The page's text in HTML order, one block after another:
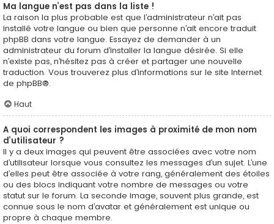
Ma langue n’est pas dans la liste !
La raison la plus probable est que l’administrateur n’ait pas
installé votre langue ou bien que personne n’ait encore traduit
phpBB dans votre langue. Essayez de demander à un
administrateur du forum d’installer la langue désirée. Si elle
n’existe pas, n’hésitez pas à créer et partager une nouvelle
traduction. Vous trouverez plus d’informations sur le site Internet
de phpBB®.
Haut
A quoi correspondent les images à proximité de mon nom
d’utilisateur ?
Il y a deux images qui peuvent être associées avec votre nom
d’utilisateur lorsque vous consultez les messages d’un sujet. L’une
d’elles peut être associée à votre rang, généralement des étoiles
ou des blocs indiquant votre nombre de messages ou votre
statut sur le forum. La seconde image, souvent plus grande, est
connue sous le nom d’avatar et généralement est unique ou
propre à chaque membre.